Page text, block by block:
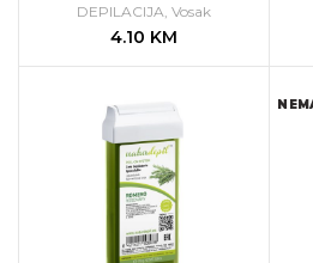
DEPILACIJA Vosak
4.10 KM